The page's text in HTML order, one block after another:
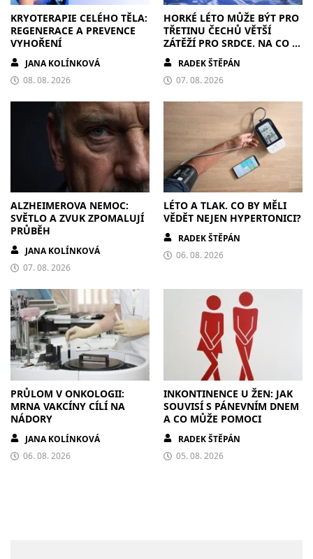
KRYOTERAPIE CELÉHO TĚLA:
REGENERACE A PREVENCE
VYHOŘENÍ
JANA KOLÍNKOVÁ
08. 08. 2026
HORKÉ LÉTO MŮŽE BÝT PRO
TŘETINU ČECHŮ VĚTŠÍ
ZÁTĚŽÍ PRO SRDCE. NA CO SI
DÁT POZOR?
RADEK ŠTĚPÁN
07. 08. 2026
ALZHEIMEROVA NEMOC:
SVĚTLO A ZVUK ZPOMALUJÍ
PRŮBĚH
JANA KOLÍNKOVÁ
07. 08. 2026
LÉTO A TLAK. CO BY MĚLI
VĚDĚT NEJEN HYPERTONICI?
RADEK ŠTĚPÁN
06. 08. 2026
PRŮLOM V ONKOLOGII:
MRNA VAKCÍNY CÍLÍ NA
NÁDORY
JANA KOLÍNKOVÁ
06. 08. 2026
INKONTINENCE U ŽEN: JAK
SOUVISÍ S PÁNEVNÍM DNEM
A CO MŮŽE POMOCI
RADEK ŠTĚPÁN
05. 08. 2026